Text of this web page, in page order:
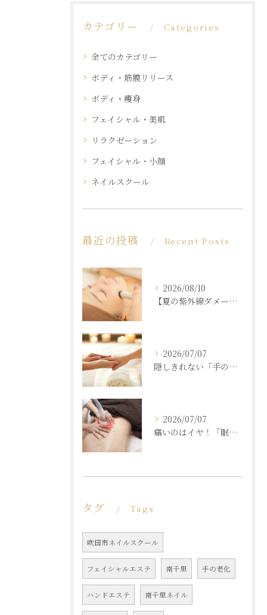
カテゴリー Categories
全てのカテゴリー
ボディ・筋膜リリース
ボディ・痩身
フェイシャル・美肌
リラクゼーション
フェイシャル・小顔
ネイルスクール
最近の投稿 Recent Posts
2026/08/10
【夏の紫外線ダメージ】秋の肌枯れを救うリカバリーエステの選び方
2026/07/07
隠しきれない「手の老化」を根本ケア！ふっくら若々しい手肌を取り戻す本格ハンドエステ
2026/07/07
痛いのはイヤ！「眠れるほど気持ちいいのに結果が出る」痩身エステの秘密
タグ Tags
吹田市ネイルスクール
フェイシャルエステ 南千里 手の老化
ハンドエステ 南千里ネイル